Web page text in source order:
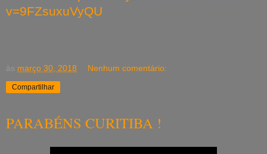
v=9FZsuxuVyQU
às março 30, 2018 Nenhum comentário:
Compartilhar
PARABÉNS CURITIBA !